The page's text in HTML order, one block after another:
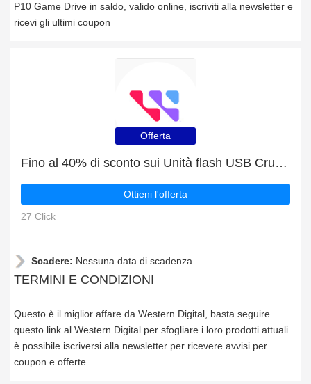
P10 Game Drive in saldo, valido online, iscriviti alla newsletter e
ricevi gli ultimi coupon
Offerta
Fino al 40% di sconto sui Unità flash USB Cruzer Glide più il 8% di sconto sulla vendita finale
Ottieni l'offerta
27 Click
Scadere: Nessuna data di scadenza
TERMINI E CONDIZIONI
Questo è il miglior affare da Western Digital, basta seguire
questo link al Western Digital per sfogliare i loro prodotti attuali.
è possibile iscriversi alla newsletter per ricevere avvisi per
coupon e offerte